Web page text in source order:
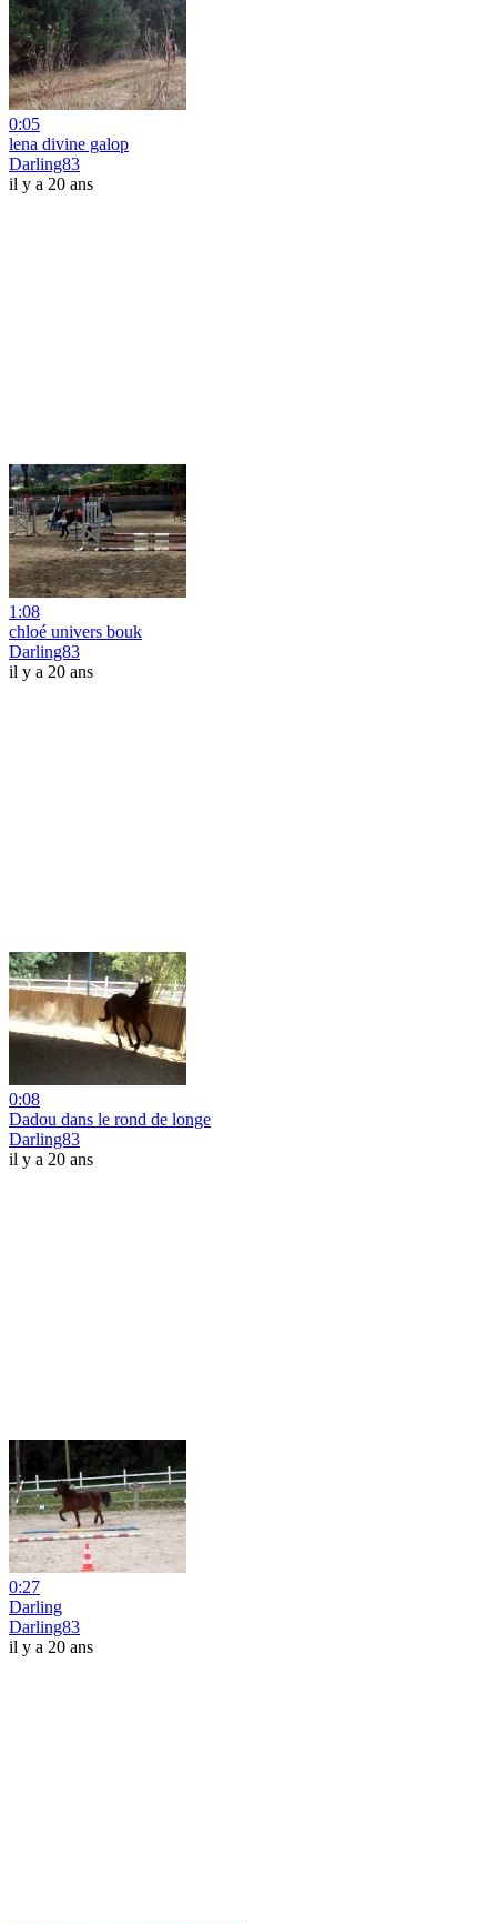
0:05
lena divine galop
Darling83
il y a 20 ans
1:08
chloé univers bouk
Darling83
il y a 20 ans
0:08
Dadou dans le rond de longe
Darling83
il y a 20 ans
0:27
Darling
Darling83
il y a 20 ans